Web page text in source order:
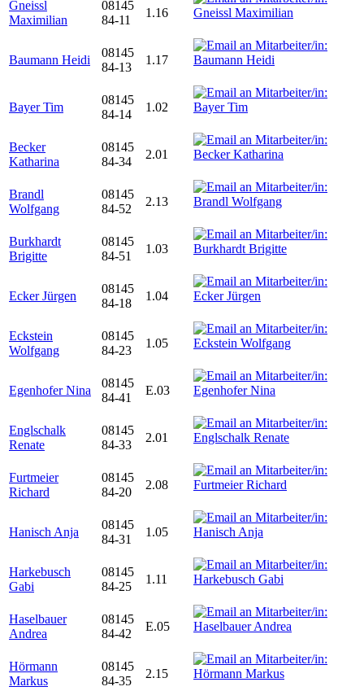
Gneissl
Maximilian
08145
84-11
1.16
Baumann Heidi
08145
84-13
1.17
Bayer Tim
08145
84-14
1.02
Becker
Katharina
08145
84-34
2.01
Brandl
Wolfgang
08145
84-52
2.13
Burkhardt
Brigitte
08145
84-51
1.03
Ecker Jürgen
08145
84-18
1.04
Eckstein
Wolfgang
08145
84-23
1.05
Egenhofer Nina
08145
84-41
E.03
Englschalk
Renate
08145
84-33
2.01
Furtmeier
Richard
08145
84-20
2.08
Hanisch Anja
08145
84-31
1.05
Harkebusch
Gabi
08145
84-25
1.11
Haselbauer
Andrea
08145
84-42
E.05
Hörmann
Markus
08145
84-35
2.15